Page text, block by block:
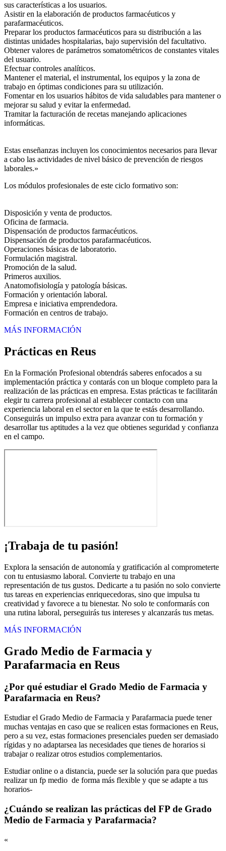
sus características a los usuarios.
Asistir en la elaboración de productos farmacéuticos y
parafarmacéuticos.
Preparar los productos farmacéuticos para su distribución a las
distintas unidades hospitalarias, bajo supervisión del facultativo.
Obtener valores de parámetros somatométricos de constantes vitales
del usuario.
Efectuar controles analíticos.
Mantener el material, el instrumental, los equipos y la zona de
trabajo en óptimas condiciones para su utilización.
Fomentar en los usuarios hábitos de vida saludables para mantener o
mejorar su salud y evitar la enfermedad.
Tramitar la facturación de recetas manejando aplicaciones
informáticas.
Estas enseñanzas incluyen los conocimientos necesarios para llevar
a cabo las actividades de nivel básico de prevención de riesgos
laborales.»
Los módulos profesionales de este ciclo formativo son:
Disposición y venta de productos.
Oficina de farmacia.
Dispensación de productos farmacéuticos.
Dispensación de productos parafarmacéuticos.
Operaciones básicas de laboratorio.
Formulación magistral.
Promoción de la salud.
Primeros auxilios.
Anatomofisiología y patología básicas.
Formación y orientación laboral.
Empresa e iniciativa emprendedora.
Formación en centros de trabajo.
MÁS INFORMACIÓN
Prácticas en Reus
En la Formación Profesional obtendrás saberes enfocados a su
implementación práctica y contarás con un bloque completo para la
realización de las prácticas en empresa. Estas prácticas te facilitarán
elegir tu carrera profesional al establecer contacto con una
experiencia laboral en el sector en la que te estás desarrollando.
Conseguirás un impulso extra para avanzar con tu formación y
desarrollar tus aptitudes a la vez que obtienes seguridad y confianza
en el campo.
¡Trabaja de tu pasión!
Explora la sensación de autonomía y gratificación al comprometerte
con tu entusiasmo laboral. Convierte tu trabajo en una
representación de tus gustos. Dedicarte a tu pasión no solo convierte
tus tareas en experiencias enriquecedoras, sino que impulsa tu
creatividad y favorece a tu bienestar. No solo te conformarás con
una rutina laboral, perseguirás tus intereses y alcanzarás tus metas.
MÁS INFORMACIÓN
Grado Medio de Farmacia y
Parafarmacia en Reus
¿Por qué estudiar el Grado Medio de Farmacia y
Parafarmacia en Reus?
Estudiar el Grado Medio de Farmacia y Parafarmacia puede tener
muchas ventajas en caso que se realicen estas formaciones en Reus,
pero a su vez, estas formaciones presenciales pueden ser demasiado
rígidas y no adaptarsea las necesidades que tienes de horarios si
trabajar o realizar otros estudios complementarios.
Estudiar online o a distancia, puede ser la solución para que puedas
realizar un fp medio de forma más flexible y que se adapte a tus
horarios-
¿Cuándo se realizan las prácticas del FP de Grado
Medio de Farmacia y Parafarmacia?
«